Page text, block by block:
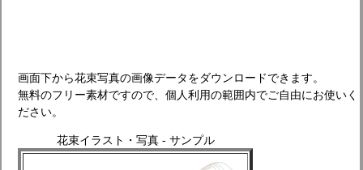
画面下から花束写真の画像データをダウンロードできます。
無料のフリー素材ですので、個人利用の範囲内でご自由にお使いく
ださい。
花束イラスト・写真 - サンプル